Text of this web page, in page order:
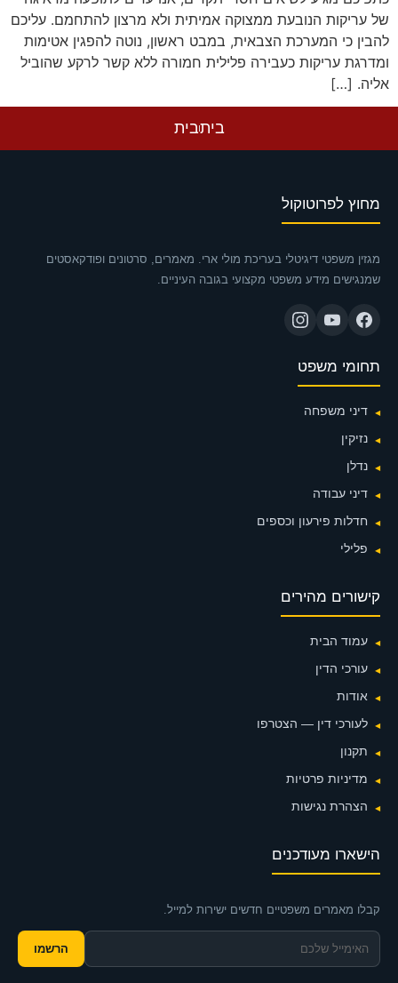
של עריקות הנובעת ממצוקה אמיתית ולא מרצון להתחמם. עליכם
להבין כי המערכת הצבאית, במבט ראשון, נוטה להפגין אטימות
ומדרגת עריקות כעבירה פלילית חמורה ללא קשר לרקע שהוביל
אליה. […]
ביתבית
מחוץ לפרוטוקול
מגזין משפטי דיגיטלי בעריכת מולי ארי. מאמרים, סרטונים ופודקאסטים
שמנגישים מידע משפטי מקצועי בגובה העיניים.
תחומי משפט
דיני משפחה
נזיקין
נדלן
דיני עבודה
חדלות פירעון וכספים
פלילי
קישורים מהירים
עמוד הבית
עורכי הדין
אודות
לעורכי דין — הצטרפו
תקנון
מדיניות פרטיות
הצהרת נגישות
הישארו מעודכנים
קבלו מאמרים משפטיים חדשים ישירות למייל.
הרשמו